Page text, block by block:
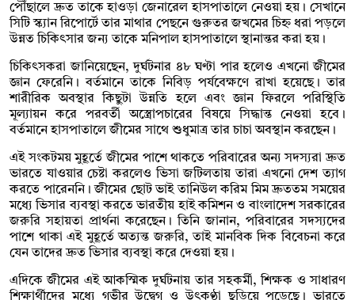
পৌঁছালে দ্রুত তাকে হাওড়া জেনারেল হাসপাতালে নেওয়া হয়। সেখানে
সিটি স্ক্যান রিপোর্টে তার মাথার পেছনে গুরুতর জখমের চিহ্ন ধরা পড়লে
উন্নত চিকিৎসার জন্য তাকে মনিপাল হাসপাতালে স্থানান্তর করা হয়।
চিকিৎসকরা জানিয়েছেন, দুর্ঘটনার ৪৮ ঘণ্টা পার হলেও এখনো জীমের
জ্ঞান ফেরেনি। বর্তমানে তাকে নিবিড় পর্যবেক্ষণে রাখা হয়েছে। তার
শারীরিক অবস্থার কিছুটা উন্নতি হলে এবং জ্ঞান ফিরলে পরিস্থিতি
মূল্যায়ন করে পরবর্তী অস্ত্রোপচারের বিষয়ে সিদ্ধান্ত নেওয়া হবে।
বর্তমানে হাসপাতালে জীমের সাথে শুধুমাত্র তার চাচা অবস্থান করছেন।
এই সংকটময় মুহূর্তে জীমের পাশে থাকতে পরিবারের অন্য সদস্যরা দ্রুত
ভারতে যাওয়ার চেষ্টা করলেও ভিসা জটিলতায় তারা এখনো দেশ ত্যাগ
করতে পারেননি। জীমের ছোট ভাই তানিউল করিম মিম দ্রুততম সময়ের
মধ্যে ভিসার ব্যবস্থা করতে ভারতীয় হাই কমিশন ও বাংলাদেশ সরকারের
জরুরি সহায়তা প্রার্থনা করেছেন। তিনি জানান, পরিবারের সদস্যদের
পাশে থাকা এই মুহূর্তে অত্যন্ত জরুরি, তাই মানবিক দিক বিবেচনা করে
যেন তাদের দ্রুত ভিসার ব্যবস্থা করে দেওয়া হয়।
এদিকে জীমের এই আকস্মিক দুর্ঘটনায় তার সহকর্মী, শিক্ষক ও সাধারণ
শিক্ষার্থীদের মধ্যে গভীর উদ্বেগ ও উৎকণ্ঠা ছড়িয়ে পড়েছে। ভারতে